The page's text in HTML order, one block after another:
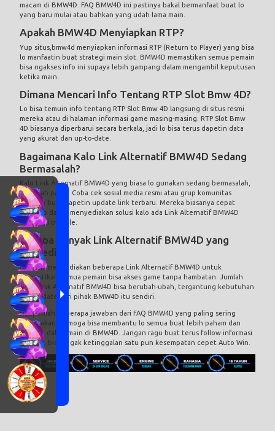
macam di BMW4D. FAQ BMW4D ini pastinya bakal bermanfaat buat lo
yang baru mulai atau bahkan yang udah lama main.
Apakah BMW4D Menyiapkan RTP?
Yup situs, bmw4d menyiapkan informasi RTP (Return to Player) yang bisa
lo manfaatin buat strategi main slot. BMW4D memastikan semua pemain
bisa ngakses info ini supaya lebih gampang dalam mengambil keputusan
ketika main.
Dimana Mencari Info Tentang RTP Slot Bmw 4D?
Lo bisa temuin info tentang RTP Slot Bmw 4D langsung di situs resmi
mereka atau di halaman informasi game masing-masing. RTP Slot Bmw
4D biasanya diperbarui secara berkala, jadi lo bisa terus dapetin data
yang akurat dan up-to-date.
Bagaimana Kalo Link Alternatif BMW4D Sedang
Bermasalah?
Kalo Link Alternatif BMW4D yang biasa lo gunakan sedang bermasalah,
gak usah panik. Coba cek sosial media resmi atau grup komunitas
BMW4D buat dapetin update link terbaru. Mereka biasanya cepat
tanggap dalam menyediakan solusi kalo ada Link Alternatif BMW4D
yang lagi trouble.
Berapa Banyak Link Alternatif BMW4D yang
Tersedia?
BMW4D menyediakan beberapa Link Alternatif BMW4D untuk
memastikan semua pemain bisa akses game tanpa hambatan. Jumlah
pasti Link Alternatif BMW4D bisa berubah-ubah, tergantung kebutuhan
dan update dari pihak BMW4D itu sendiri.
Nah, itulah beberapa jawaban dari FAQ BMW4D yang paling sering
ditanyakan. Semoga bisa membantu lo semua buat lebih paham dan
nyaman dalam main di BMW4D. Jangan ragu buat terus follow informasi
terbaru, biar lo gak ketinggalan satu pun kesempatan cepet Auto Win.